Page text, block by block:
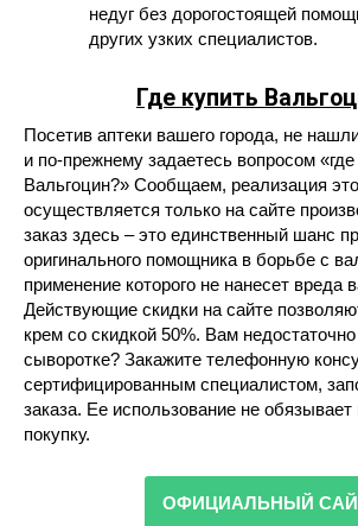
недуг без дорогостоящей
других узких специалистов.
Где купить
Посетив аптеки вашего города, не
и по-прежнему задаетесь вопросом «где
Вальгоцин?» Сообщаем, реализация
осуществляется только на сайте
заказ здесь – это единственный шанс
оригинального помощника в борьбе с
применение которого не нанесет вреда
Действующие скидки на сайте
крем со скидкой 50%. Вам
сыворотке? Закажите телефонную
сертифицированным специалистом,
заказа. Ее использование не
покупку.
ОФИЦИАЛЬНЫЙ